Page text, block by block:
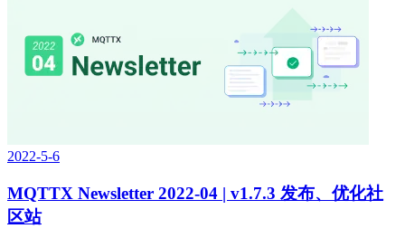
2022-5-6
MQTTX Newsletter 2022-04 | v1.7.3 发布、优化社
区站